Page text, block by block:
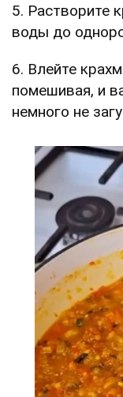
5. Растворите
воды до
6. Влейте
помешивая, и
немного не